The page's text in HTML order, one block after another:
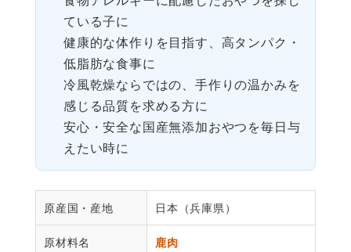
ている子に
健康的な体作りを目指す、高タンパク・
低脂肪な食事に
冷風乾燥ならではの、手作りの温かみを
感じる品質を求める方に
安心・安全な国産無添加おやつを毎日与
えたい時に
原産国・産地 日本（兵庫県）
原材料名 鹿肉